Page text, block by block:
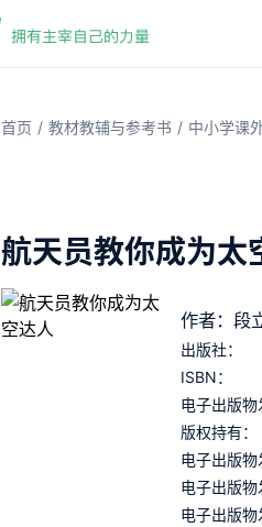
首页 / 教材教辅与参考书 / 中小学课
航天员教你成为太
作者：段
出版社：
ISBN：
电子出版物
版权持有：
电子出版物
电子出版物
电子出版物